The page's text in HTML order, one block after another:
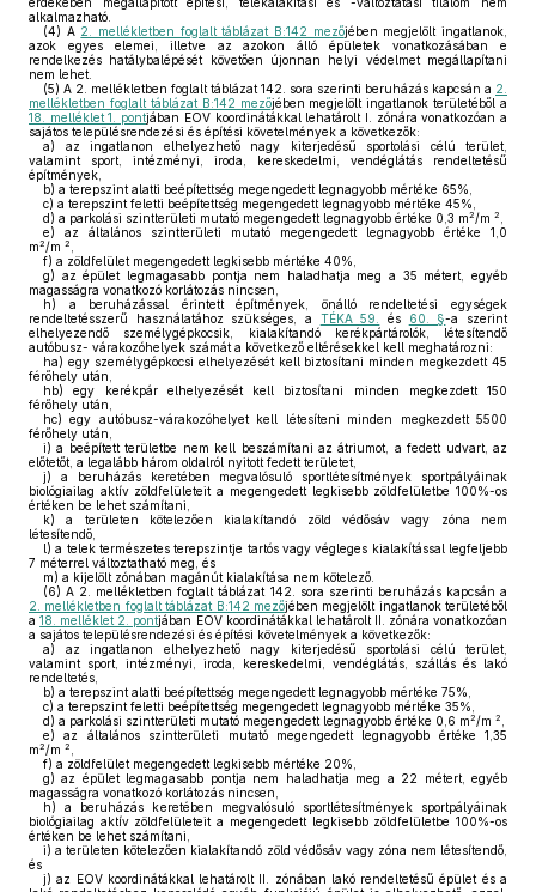
alkalmazható.
(4) A 2. mellékletben foglalt táblázat B:142 mezőjében megjelölt ingatlanok,
azok egyes elemei, illetve az azokon álló épületek vonatkozásában e
rendelkezés hatálybalépését követően újonnan helyi védelmet megállapítani
nem lehet.
(5) A 2. mellékletben foglalt táblázat 142. sora szerinti beruházás kapcsán a 2.
mellékletben foglalt táblázat B:142 mezőjében megjelölt ingatlanok területéből a
18. melléklet 1. pontjában EOV koordinátákkal lehatárolt I. zónára vonatkozóan a
sajátos településrendezési és építési követelmények a következők:
a) az ingatlanon elhelyezhető nagy kiterjedésű sportolási célú terület,
valamint sport, intézményi, iroda, kereskedelmi, vendéglátás rendeltetésű
építmények,
b) a terepszint alatti beépítettség megengedett legnagyobb mértéke 65%,
c) a terepszint feletti beépítettség megengedett legnagyobb mértéke 45%,
d) a parkolási szintterületi mutató megengedett legnagyobb értéke 0,3 m2/m 2
e) az általános szintterületi mutató megengedett legnagyobb értéke 1,0
m2/m 2
f) a zöldfelület megengedett legkisebb mértéke 40%,
g) az épület legmagasabb pontja nem haladhatja meg a 35 métert, egyéb
magasságra vonatkozó korlátozás nincsen,
h) a beruházással érintett építmények, önálló rendeltetési egységek
rendeltetésszerű használatához szükséges, a TÉKA 59. és 60. §-a szerint
elhelyezendő személygépkocsik, kialakítandó kerékpártárolók, létesítendő
autóbusz- várakozóhelyek számát a következő eltérésekkel kell meghatározni:
ha) egy személygépkocsi elhelyezését kell biztosítani minden megkezdett 45
férőhely után,
hb) egy kerékpár elhelyezését kell biztosítani minden megkezdett 150
férőhely után,
hc) egy autóbusz-várakozóhelyet kell létesíteni minden megkezdett 5500
férőhely után,
i) a beépített területbe nem kell beszámítani az átriumot, a fedett udvart, az
előtetőt, a legalább három oldalról nyitott fedett területet,
j) a beruházás keretében megvalósuló sportlétesítmények sportpályáinak
biológiailag aktív zöldfelületeit a megengedett legkisebb zöldfelületbe 100%-os
értéken be lehet számítani,
k) a területen kötelezően kialakítandó zöld védősáv vagy zóna nem
létesítendő,
l) a telek természetes terepszintje tartós vagy végleges kialakítással legfeljebb
7 méterrel változtatható meg, és
m) a kijelölt zónában magánút kialakítása nem kötelező.
(6) A 2. mellékletben foglalt táblázat 142. sora szerinti beruházás kapcsán a
2. mellékletben foglalt táblázat B:142 mezőjében megjelölt ingatlanok területéből
a18. melléklet 2. pontjában EOV koordinátákkal lehatárolt II. zónára vonatkozóan
a sajátos településrendezési és építési követelmények a következők:
a) az ingatlanon elhelyezhető nagy kiterjedésű sportolási célú terület,
valamint sport, intézményi, iroda, kereskedelmi, vendéglátás, szállás és lakó
rendeltetés,
b) a terepszint alatti beépítettség megengedett legnagyobb mértéke 75%,
c) a terepszint feletti beépítettség megengedett legnagyobb mértéke 35%,
d) a parkolási szintterületi mutató megengedett legnagyobb értéke 0,6 m2/m 2
e) az általános szintterületi mutató megengedett legnagyobb értéke 1,35
m2/m 2
f) a zöldfelület megengedett legkisebb mértéke 20%,
g) az épület legmagasabb pontja nem haladhatja meg a 22 métert, egyéb
magasságra vonatkozó korlátozás nincsen,
h) a beruházás keretében megvalósuló sportlétesítmények sportpályáinak
biológiailag aktív zöldfelületeit a megengedett legkisebb zöldfelületbe 100%-os
értéken be lehet számítani,
i) a területen kötelezően kialakítandó zöld védősáv vagy zóna nem létesítendő,
és
j) az EOV koordinátákkal lehatárolt II. zónában lakó rendeltetésű épület és a